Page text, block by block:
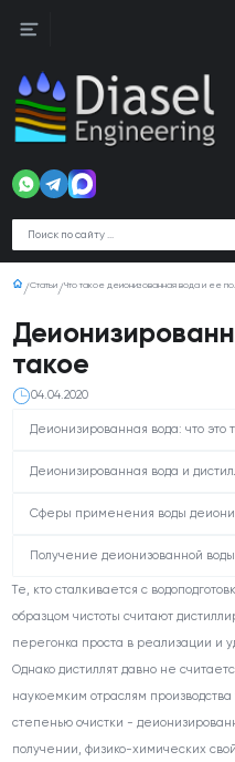
Статьи Что такое деионизованная вода и ее
такое
04.04.2020
Деионизированная вода: что это
Деионизированная вода и
Сферы применения воды
Получение деионизованной воды
Те, кто сталкивается с
образцом чистоты считают
перегонка проста в реализации и
Однако дистиллят давно не
наукоемким отраслям
степенью очистки -
получении, физико-химических